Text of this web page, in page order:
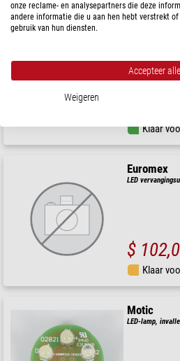
Klaar
Euromex
LED
$
Klaar
Motic
LED-lamp,
onze reclame- en analysepartners die deze
andere informatie die u aan hen hebt verstrekt
gebruik van hun diensten.
Accepteer
Weigeren